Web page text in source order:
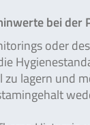
bei der
oder
lagern und